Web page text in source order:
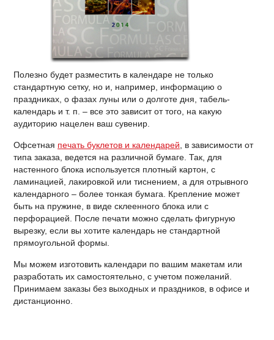
Полезно будет разместить в календаре не только
стандартную сетку, но и, например, информацию о
праздниках, о фазах луны или о долготе дня, табель-
календарь и т. п. – все это зависит от того, на какую
аудиторию нацелен ваш сувенир.
Офсетная печать буклетов и календарей , в зависимости от
типа заказа, ведется на различной бумаге. Так, для
настенного блока используется плотный картон, с
ламинацией, лакировкой или тиснением, а для отрывного
календарного – более тонкая бумага. Крепление может
быть на пружине, в виде склеенного блока или с
перфорацией. После печати можно сделать фигурную
вырезку, если вы хотите календарь не стандартной
прямоугольной формы.
Мы можем изготовить календари по вашим макетам или
разработать их самостоятельно, с учетом пожеланий.
Принимаем заказы без выходных и праздников, в офисе и
дистанционно.